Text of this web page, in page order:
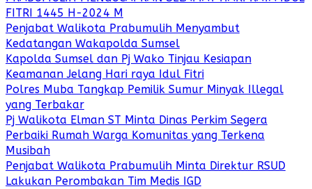
FITRI 1445 H-2024 M
Penjabat Walikota Prabumulih Menyambut
Kedatangan Wakapolda Sumsel
Kapolda Sumsel dan Pj Wako Tinjau Kesiapan
Keamanan Jelang Hari raya Idul Fitri
Polres Muba Tangkap Pemilik Sumur Minyak Illegal
yang Terbakar
Pj Walikota Elman ST Minta Dinas Perkim Segera
Perbaiki Rumah Warga Komunitas yang Terkena
Musibah
Penjabat Walikota Prabumulih Minta Direktur RSUD
Lakukan Perombakan Tim Medis IGD